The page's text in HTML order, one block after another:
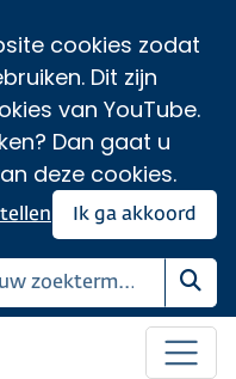
cookies zodat
Dit zijn
van YouTube.
Dan gaat u
deze cookies.
Ik ga akkoord